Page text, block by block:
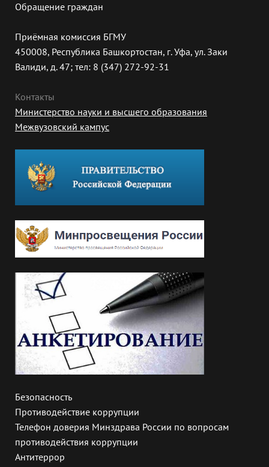
Обращение граждан
Приёмная комиссия БГМУ
450008, Республика Башкортостан, г. Уфа, ул. Заки
Валиди, д. 47; тел: 8 (347) 272-92-31
Контакты
Министерство науки и высшего образования
Межвузовский кампус
Безопасность
Противодействие коррупции
Телефон доверия Минздрава России по вопросам
противодействия коррупции
Антитеррор